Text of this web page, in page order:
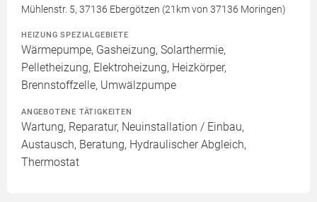
Mühlenstr. 5, 37136 Ebergötzen (21km von 37136 Moringen)
HEIZUNG SPEZIALGEBIETE
Wärmepumpe, Gasheizung, Solarthermie,
Pelletheizung, Elektroheizung, Heizkörper,
Brennstoffzelle, Umwälzpumpe
ANGEBOTENE TÄTIGKEITEN
Wartung, Reparatur, Neuinstallation / Einbau,
Austausch, Beratung, Hydraulischer Abgleich,
Thermostat